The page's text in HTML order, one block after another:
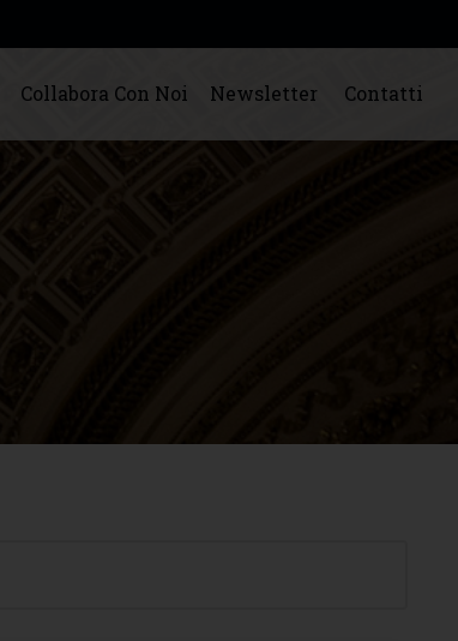
Collabora Con Noi Newsletter Contatti